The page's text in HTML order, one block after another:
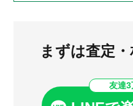
まずは査定
友達3